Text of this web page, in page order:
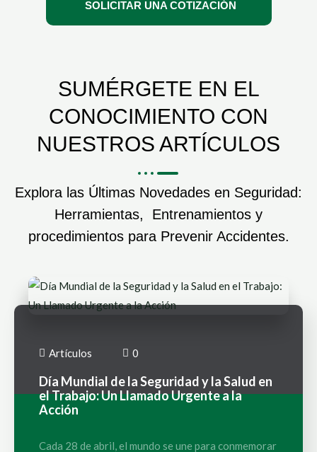
SOLICITAR UNA COTIZACIÓN
SUMÉRGETE EN EL
CONOCIMIENTO CON
NUESTROS ARTÍCULOS
Explora las Últimas Novedades en Seguridad:
Herramientas, Entrenamientos y
procedimientos para Prevenir Accidentes.
Artículos 0
Día Mundial de la Seguridad y la Salud en
el Trabajo: Un Llamado Urgente a la
Acción
Cada 28 de abril, el mundo se une para conmemorar